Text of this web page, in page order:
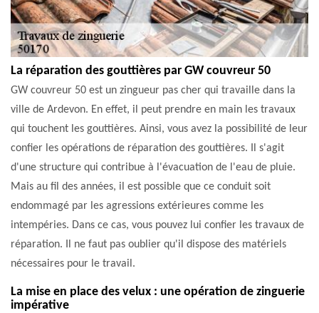
La réparation des gouttières par GW couvreur 50
GW couvreur 50 est un zingueur pas cher qui travaille dans la
ville de Ardevon. En effet, il peut prendre en main les travaux
qui touchent les gouttières. Ainsi, vous avez la possibilité de leur
confier les opérations de réparation des gouttières. Il s'agit
d'une structure qui contribue à l'évacuation de l'eau de pluie.
Mais au fil des années, il est possible que ce conduit soit
endommagé par les agressions extérieures comme les
intempéries. Dans ce cas, vous pouvez lui confier les travaux de
réparation. Il ne faut pas oublier qu'il dispose des matériels
nécessaires pour le travail.
La mise en place des velux : une opération de zinguerie
impérative